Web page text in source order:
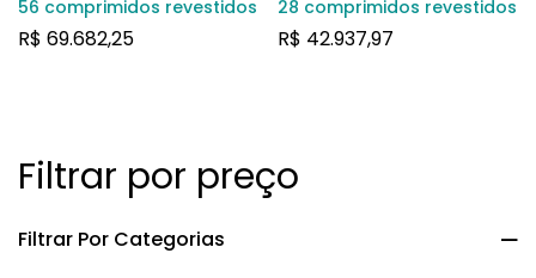
Filtrar por preço
Filtrar Por Categorias
56 comprimidos revestidos
R$ 69.682,25
28 comprimidos revestidos
R$ 42.937,97